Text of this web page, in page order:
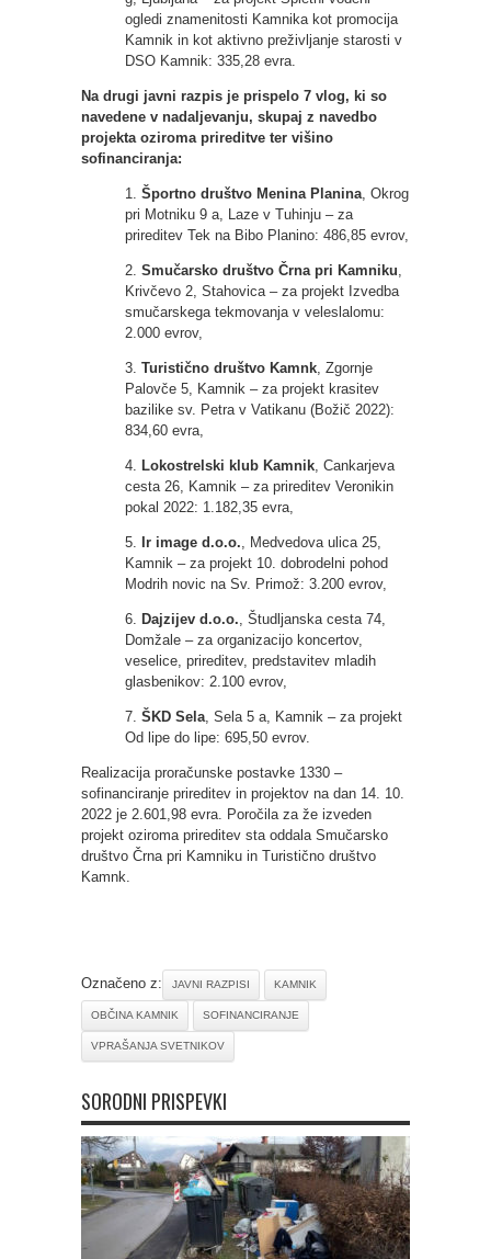
ogledi znamenitosti Kamnika kot promocija
Kamnik in kot aktivno preživljanje starosti v
DSO Kamnik: 335,28 evra.
Na drugi javni razpis je prispelo 7 vlog, ki so
navedene v nadaljevanju, skupaj z navedbo
projekta oziroma prireditve ter višino
sofinanciranja:
1. Športno društvo Menina Planina, Okrog
pri Motniku 9 a, Laze v Tuhinju – za
prireditev Tek na Bibo Planino: 486,85 evrov,
2. Smučarsko društvo Črna pri Kamniku,
Krivčevo 2, Stahovica – za projekt Izvedba
smučarskega tekmovanja v veleslalomu:
2.000 evrov,
3. Turistično društvo Kamnk, Zgornje
Palovče 5, Kamnik – za projekt krasitev
bazilike sv. Petra v Vatikanu (Božič 2022):
834,60 evra,
4. Lokostrelski klub Kamnik, Cankarjeva
cesta 26, Kamnik – za prireditev Veronikin
pokal 2022: 1.182,35 evra,
5. Ir image d.o.o., Medvedova ulica 25,
Kamnik – za projekt 10. dobrodelni pohod
Modrih novic na Sv. Primož: 3.200 evrov,
6. Dajzijev d.o.o., Študljanska cesta 74,
Domžale – za organizacijo koncertov,
veselice, prireditev, predstavitev mladih
glasbenikov: 2.100 evrov,
7. ŠKD Sela, Sela 5 a, Kamnik – za projekt
Od lipe do lipe: 695,50 evrov.
Realizacija proračunske postavke 1330 –
sofinanciranje prireditev in projektov na dan 14. 10.
2022 je 2.601,98 evra. Poročila za že izveden
projekt oziroma prireditev sta oddala Smučarsko
društvo Črna pri Kamniku in Turistično društvo
Kamnk.
Označeno z: JAVNI RAZPISI KAMNIK
OBČINA KAMNIK SOFINANCIRANJE
VPRAŠANJA SVETNIKOV
SORODNI PRISPEVKI